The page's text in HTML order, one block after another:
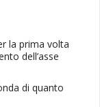
la prima volta
dell’asse
di quanto